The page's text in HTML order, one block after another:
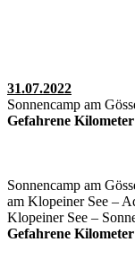
31.07.2022
Sonnencamp am
Gefahrene
Sonnencamp am
am Klopeiner See –
Klopeiner See –
Gefahrene